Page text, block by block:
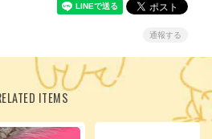
通報する
ITEMS